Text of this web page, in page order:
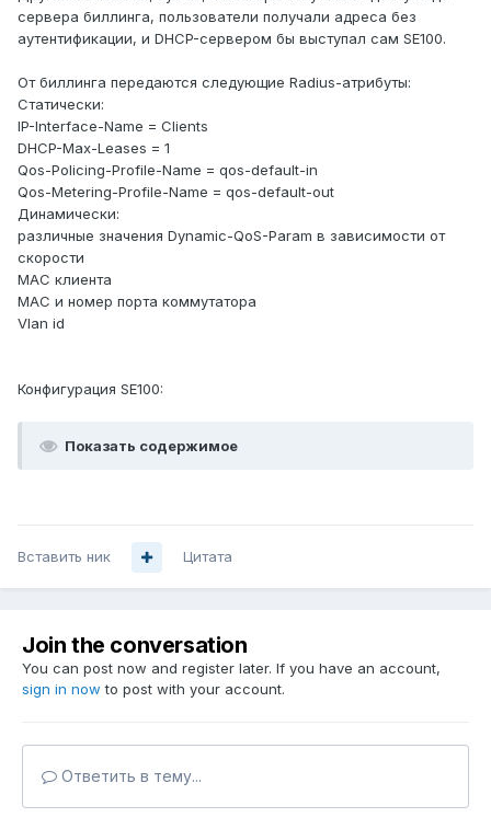
сервера биллинга, пользователи получали адреса без
аутентификации, и DHCP-сервером бы выступал сам SE100.
От биллинга передаются следующие Radius-атрибуты:
Статически:
IP-Interface-Name = Clients
DHCP-Max-Leases = 1
Qos-Policing-Profile-Name = qos-default-in
Qos-Metering-Profile-Name = qos-default-out
Динамически:
различные значения Dynamic-QoS-Param в зависимости от
скорости
MAC клиента
MAC и номер порта коммутатора
Vlan id
Конфигурация SE100:
Показать содержимое
Вставить ник Цитата
Join the conversation
You can post now and register later. If you have an account,
sign in now to post with your account.
Ответить в тему...